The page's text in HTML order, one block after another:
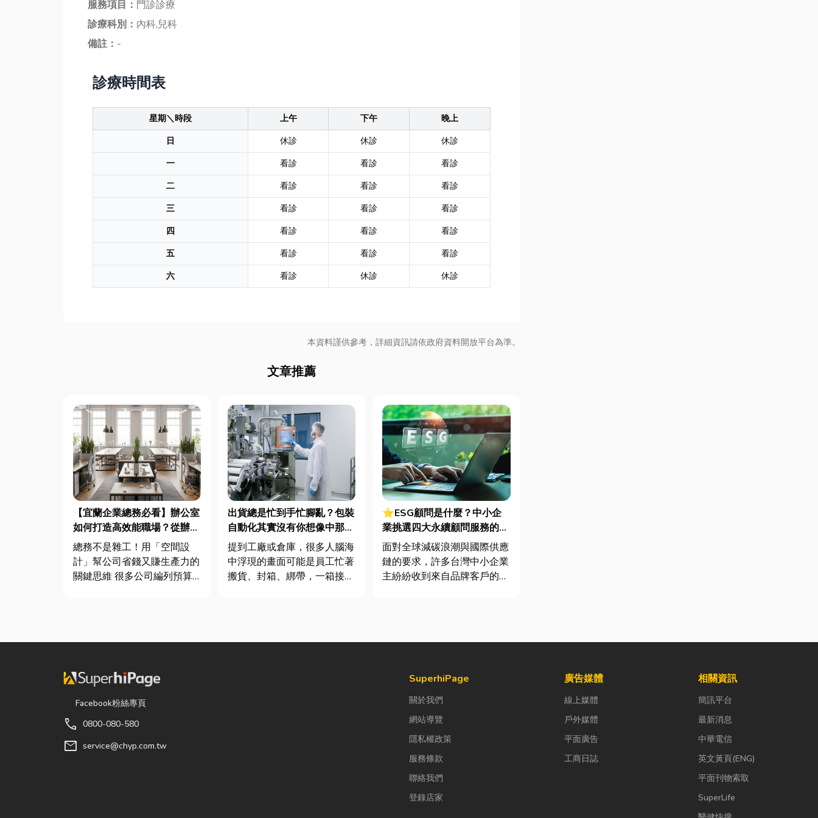
服務項目： 門診診療
診療科別： 內科,兒科
備註： -
診療時間表
星期＼時段 上午 下午
晚上
日
休診 休診
休診
一
看診 看診
看診
二
看診 看診
看診
三
看診 看診
看診
四
看診 看診
看診
五
看診 看診
看診
六
看診 休診 休診
本資料謹供參考，詳細資訊請依政府資料開放平台為準。
文章推薦
【宜蘭企業總務必看】辦公室
如何打造高效能職場？從辦公
桌椅、系統屏風到空間設計關
鍵！
總務不是雜工！用「空間設
計」幫公司省錢又賺生產力的
關鍵思維 很多公司編列預算
正厲害...
出貨總是忙到手忙腳亂？包裝
自動化其實沒有你想像中那麼
遙遠！
提到工廠或倉庫，很多人腦海
中浮現的畫面可能是員工忙著
搬貨、封箱、綁帶，一箱接著
⭐ESG顧問是什麼？中小企
業挑選四大永續顧問服務的實
用指南
面對全球減碳浪潮與國際供應
鏈的要求，許多台灣中小企業
主紛紛收到來自品牌客戶的調
Facebook粉絲專頁
call 0800-080-580
mail service@chyp.com.tw
SuperhiPage
關於我們
網站導覽
隱私權政策
服務條款
聯絡我們
登錄店家
廣告媒體
線上媒體
戶外媒體
平面廣告
工商日誌
相關資訊
簡訊平台
最新消息
中華電信
英文黃頁(ENG)
平面刊物索取
SuperLife